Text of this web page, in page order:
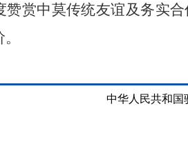
赞赏中莫传统友谊及务实
。
中华人民共和国